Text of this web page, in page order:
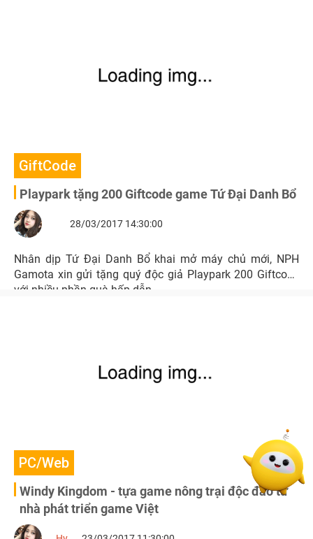
GiftCode
Playpark tặng 200 Giftcode game Tứ Đại Danh Bổ
28/03/2017 14:30:00
Nhân dịp Tứ Đại Danh Bổ khai mở máy chủ mới, NPH
Gamota xin gửi tặng quý độc giả Playpark 200 Giftcode
với nhiều phần quà hấp dẫn.
PC/Web
Windy Kingdom - tựa game nông trại độc đáo từ
nhà phát triển game Việt